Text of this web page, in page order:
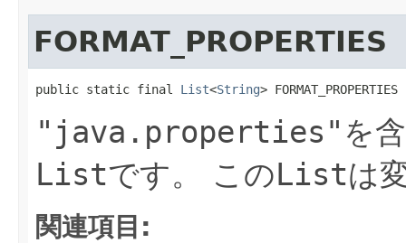
FORMAT_PROPERTIES
public static final List<String> FORMAT_PROPERTIES
"java.properties" を
Listです。 このListは
関連項目: